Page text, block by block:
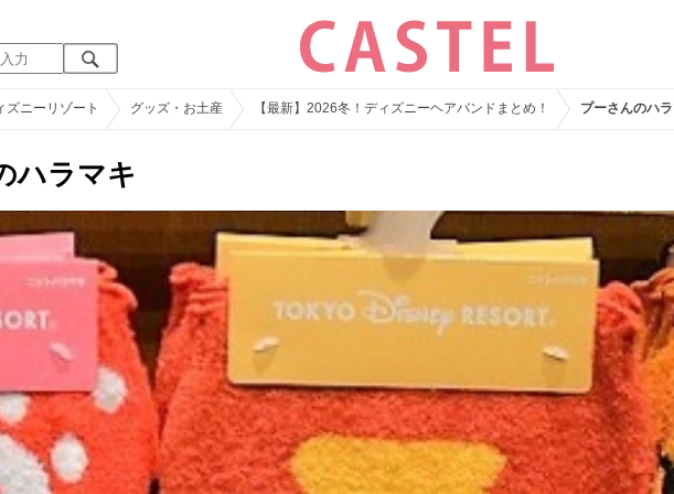
ズニーリゾート グッズ・お土産 【最新】2026冬！ディズニーヘアバンドまとめ！ プーさんのハ
ハラマキ